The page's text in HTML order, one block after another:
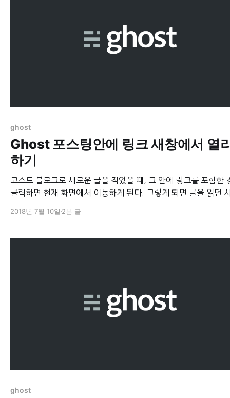
ghost
Ghost 포스팅안에 링크 새창에서 열
하기
고스트 블로그로 새로운 글을 적었을 때, 그 안에 링크를 포함한
클릭하면 현재 화면에서 이동하게 된다. 그렇게 되면 글을 읽던
는 번거로움이 있기 때문에, 처음부터 그냥 새창에 열리도록 하
2018년 7월 10일 2분 글
ghost